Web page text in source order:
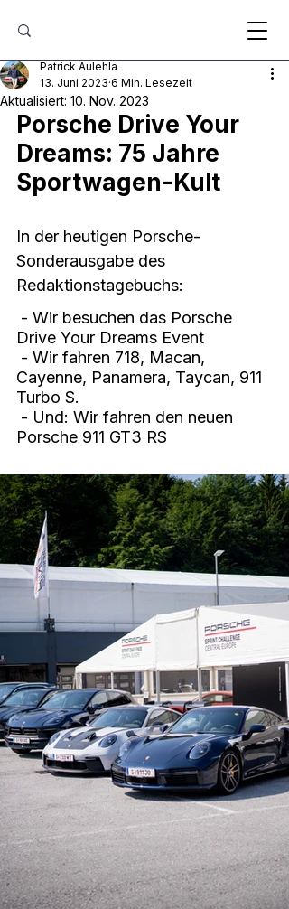
Patrick Aulehla
13. Juni 2023 6 Min. Lesezeit
Aktualisiert: 10. Nov. 2023
Porsche Drive Your
Dreams: 75 Jahre
Sportwagen-Kult
In der heutigen Porsche-
Sonderausgabe des
Redaktionstagebuchs:
Drive Your Dreams Event
Cayenne, Panamera, Taycan, 911
Turbo S.
Porsche 911 GT3 RS